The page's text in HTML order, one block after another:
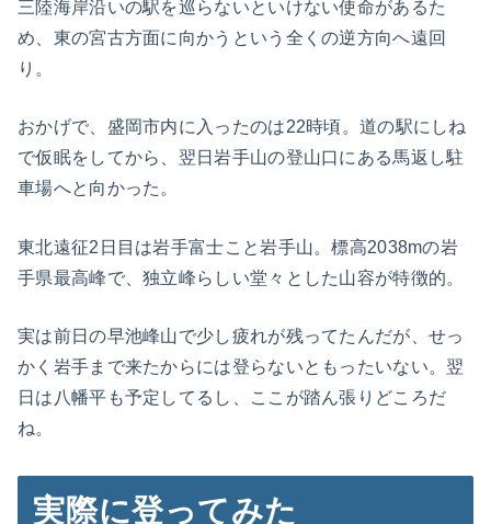
三陸海岸沿いの駅を巡らないといけない使命があるた
め、東の宮古方面に向かうという全くの逆方向へ遠回
り。
おかげで、盛岡市内に入ったのは22時頃。道の駅にしね
で仮眠をしてから、翌日岩手山の登山口にある馬返し駐
車場へと向かった。
東北遠征2日目は岩手富士こと岩手山。標高2038mの岩
手県最高峰で、独立峰らしい堂々とした山容が特徴的。
実は前日の早池峰山で少し疲れが残ってたんだが、せっ
かく岩手まで来たからには登らないともったいない。翌
日は八幡平も予定してるし、ここが踏ん張りどころだ
ね。
実際に登ってみた